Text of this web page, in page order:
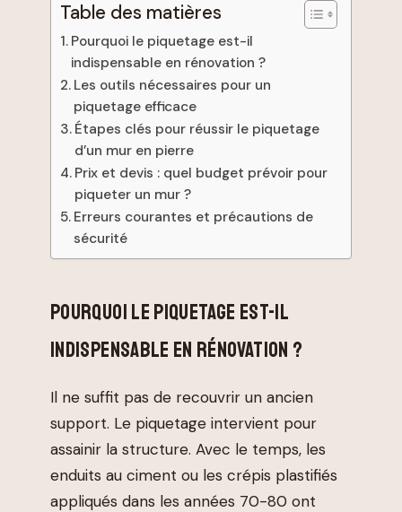
Table des matières
Pourquoi le piquetage est-il
indispensable en rénovation ?
Les outils nécessaires pour un
piquetage efficace
Étapes clés pour réussir le piquetage
d’un mur en pierre
Prix et devis : quel budget prévoir pour
piqueter un mur ?
Erreurs courantes et précautions de
sécurité
POURQUOI LE PIQUETAGE EST-IL
INDISPENSABLE EN RÉNOVATION ?
Il ne suffit pas de recouvrir un ancien
support. Le piquetage intervient pour
assainir la structure. Avec le temps, les
enduits au ciment ou les crépis plastifiés
appliqués dans les années 70-80 ont